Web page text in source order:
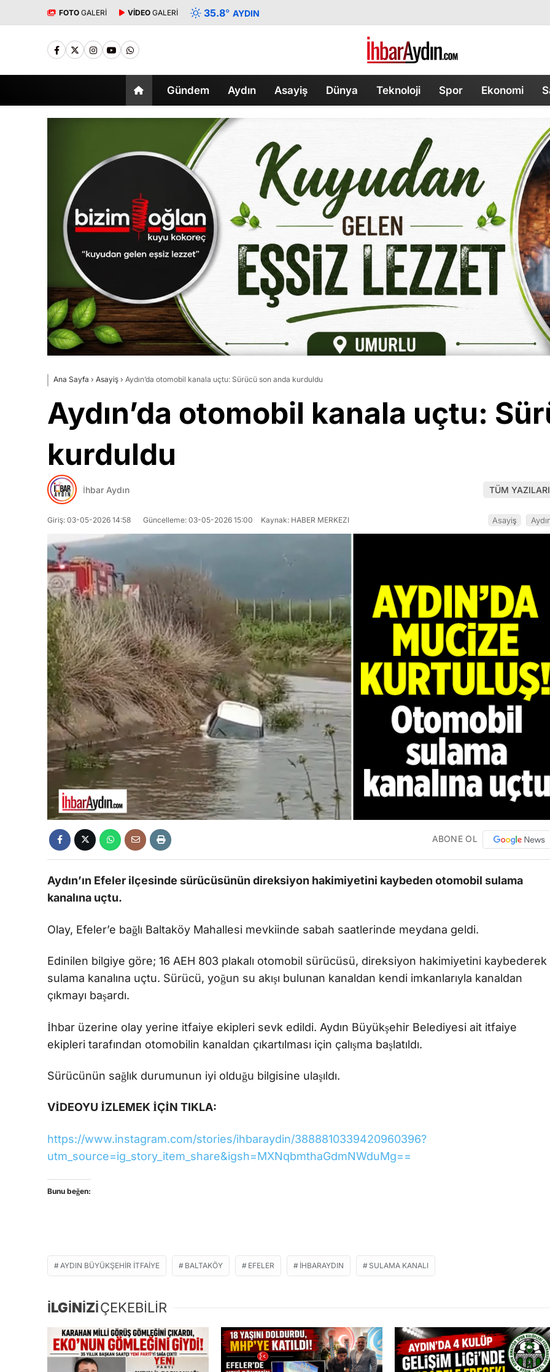
FOTO GALERİ VİDEO GALERİ 35.8° AYDIN
Gündem Aydın Asayiş Dünya Teknoloji Spor Ekonomi
Ana Sayfa › Asayiş › Aydın’da otomobil kanala uçtu: Sürücü son anda kurduldu
Aydın’da otomobil kanala uçtu:
kurduldu
İhbar Aydın TÜM YAZILARI
Giriş: 03-05-2026 14:58 Güncelleme: 03-05-2026 15:00 Kaynak: HABER MERKEZI Asayiş
ABONE OL
Aydın’ın Efeler ilçesinde sürücüsünün direksiyon hakimiyetini kaybeden otomobil sulama
kanalına uçtu.
Olay, Efeler’e bağlı Baltaköy Mahallesi mevkiinde sabah saatlerinde meydana geldi.
Edinilen bilgiye göre; 16 AEH 803 plakalı otomobil sürücüsü, direksiyon hakimiyetini kaybederek
sulama kanalına uçtu. Sürücü, yoğun su akışı bulunan kanaldan kendi imkanlarıyla kanaldan
çıkmayı başardı.
İhbar üzerine olay yerine itfaiye ekipleri sevk edildi. Aydın Büyükşehir Belediyesi ait itfaiye
ekipleri tarafından otomobilin kanaldan çıkartılması için çalışma başlatıldı.
Sürücünün sağlık durumunun iyi olduğu bilgisine ulaşıldı.
VİDEOYU İZLEMEK İÇİN TIKLA:
https://www.instagram.com/stories/ihbaraydin/3888810339420960396?
utm_source=ig_story_item_share&igsh=MXNqbmthaGdmNWduMg==
Bunu beğen:
AYDIN BÜYÜKŞEHIR ITFAIYE BALTAKÖY EFELER IHBARAYDIN SULAMA KANALI
İLGİNİZİÇEKEBİLİR